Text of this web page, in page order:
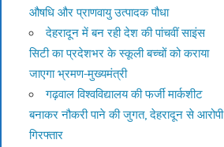
औषधि और प्राणवायु उत्पादक पौधा
देहरादून में बन रही देश की पांचवीं साइंस
सिटी का प्रदेशभर के स्कूली बच्चों को कराया
जाएगा भ्रमण-मुख्यमंत्री
गढ़वाल विश्वविद्यालय की फर्जी मार्कशीट
बनाकर नौकरी पाने की जुगत, देहरादून से आरोपी
गिरफ्तार